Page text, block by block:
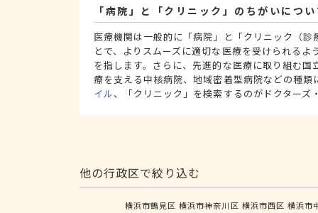
「病院」と「クリニック」のちがいにつ
医療機関は一般的に「病院」と「クリニック（
とで、よりスムーズに適切な医療を受けられる
を指します。さらに、先進的な医療に取り組む
療を支える中核病院、地域密着型病院などの種類
イル、「クリニック」を検索するのがドクターズ
他の行政区で絞り込む
横浜市鶴見区 横浜市神奈川区 横浜市西区 横浜市